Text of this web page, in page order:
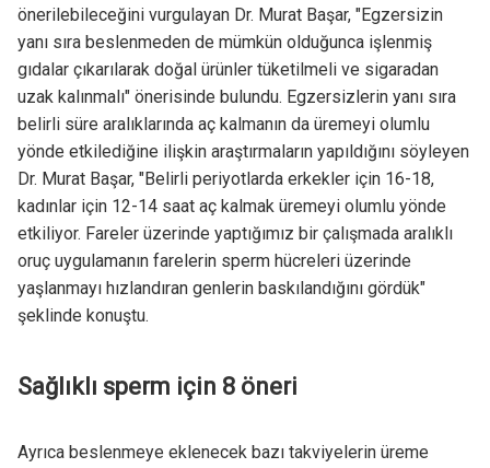
önerilebileceğini vurgulayan Dr. Murat Başar, "Egzersizin
yanı sıra beslenmeden de mümkün olduğunca işlenmiş
gıdalar çıkarılarak doğal ürünler tüketilmeli ve sigaradan
uzak kalınmalı" önerisinde bulundu. Egzersizlerin yanı sıra
belirli süre aralıklarında aç kalmanın da üremeyi olumlu
yönde etkilediğine ilişkin araştırmaların yapıldığını söyleyen
Dr. Murat Başar, "Belirli periyotlarda erkekler için 16-18,
kadınlar için 12-14 saat aç kalmak üremeyi olumlu yönde
etkiliyor. Fareler üzerinde yaptığımız bir çalışmada aralıklı
oruç uygulamanın farelerin sperm hücreleri üzerinde
yaşlanmayı hızlandıran genlerin baskılandığını gördük"
şeklinde konuştu.
Sağlıklı sperm için 8 öneri
Ayrıca beslenmeye eklenecek bazı takviyelerin üreme